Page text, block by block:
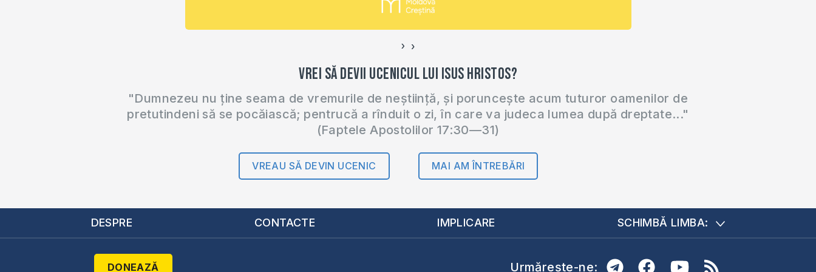
‹ ›
Vrei să devii ucenicul lui Isus Hristos?
"Dumnezeu nu ține seama de vremurile de neștiință, și poruncește acum tuturor oamenilor de
pretutindeni să se pocăiască; pentrucă a rînduit o zi, în care va judeca lumea după dreptate..."
(Faptele Apostolilor 17:30—31)
VREAU SĂ DEVIN UCENIC MAI AM ÎNTREBĂRI
DESPRE CONTACTE IMPLICARE SCHIMBĂ LIMBA:
DONEAZĂ Urmărește-ne: